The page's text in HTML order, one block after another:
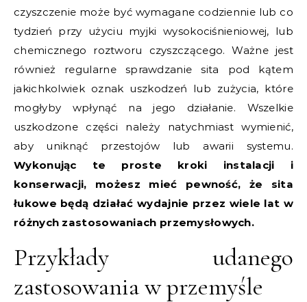
czyszczenie może być wymagane codziennie lub co
tydzień przy użyciu myjki wysokociśnieniowej, lub
chemicznego roztworu czyszczącego. Ważne jest
również regularne sprawdzanie sita pod kątem
jakichkolwiek oznak uszkodzeń lub zużycia, które
mogłyby wpłynąć na jego działanie. Wszelkie
uszkodzone części należy natychmiast wymienić,
aby uniknąć przestojów lub awarii systemu.
Wykonując te proste kroki instalacji i
konserwacji, możesz mieć pewność, że sita
łukowe będą działać wydajnie przez wiele lat w
różnych zastosowaniach przemysłowych.
Przykłady udanego
zastosowania w przemyśle